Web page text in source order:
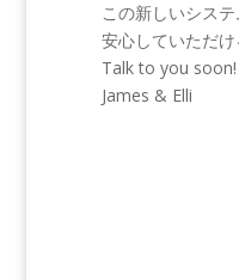
この新しいシス
安心していただけ
Talk to you soon!
James & Elli